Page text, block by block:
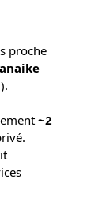
proche
~2